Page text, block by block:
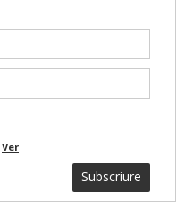
Ver
Subscriure